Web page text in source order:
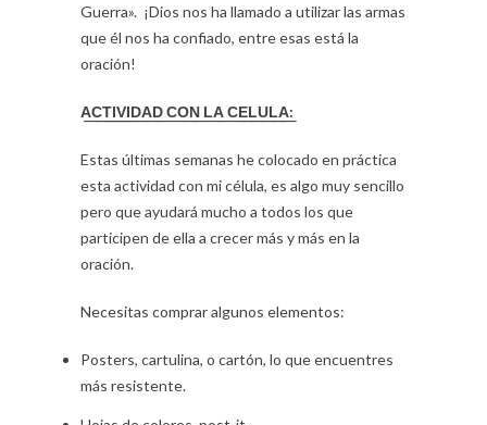
Guerra». ¡Dios nos ha llamado a utilizar las armas
que él nos ha confiado, entre esas está la
oración!
A͟C͟T͟I͟V͟I͟D͟A͟D͟ C͟O͟N͟ L͟A͟ C͟E͟L͟U͟L͟A͟:
Estas últimas semanas he colocado en práctica
esta actividad con mi célula, es algo muy sencillo
pero que ayudará mucho a todos los que
participen de ella a crecer más y más en la
oración.
Necesitas comprar algunos elementos:
Posters, cartulina, o cartón, lo que encuentres
más resistente.